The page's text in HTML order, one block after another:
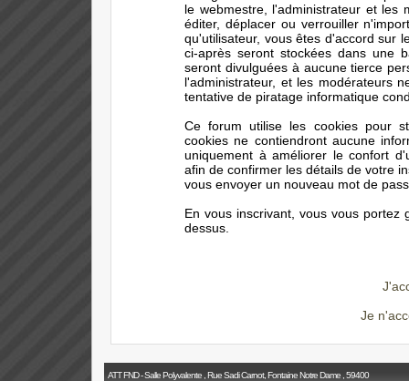
le webmestre, l'administrateur et les
éditer, déplacer ou verrouiller
qu'utilisateur, vous êtes d'accord sur
ci-après seront stockées dans une
seront divulguées à aucune tierce
l'administrateur, et les modérateurs
tentative de piratage informatique
Ce forum utilise les cookies pour
cookies ne contiendront aucune
uniquement à améliorer le confort
afin de confirmer les détails de votre
vous envoyer un nouveau mot de
En vous inscrivant, vous vous
dessus.
Je
ATT FND - Salle Polyvalente , Rue Sadi Carnot, Fontaine Notre Dame , 59400